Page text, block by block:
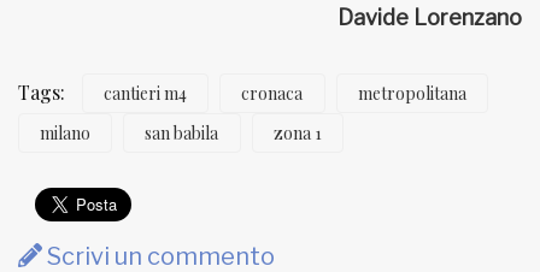
Davide Lorenzano
Tags: cantieri m4 cronaca
metropolitana
milano
san babila zona 1
Scrivi un commento